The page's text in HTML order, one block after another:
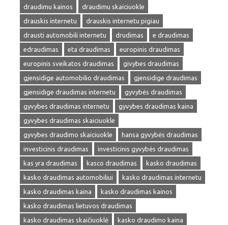
draudimu kainos
draudimu skaiciuokle
drauskis internetu
drauskis internetu pigiau
drausti automobili internetu
drudimas
e draudimas
edraudimas
eta draudimas
europinis draudimas
europinis sveikatos draudimas
givybes draudimas
gjensidige automobilio draudimas
gjensidige draudimas
gjensidige draudimas internetu
gyvybės draudimas
gyvybes draudimas internetu
gyvybes draudimas kaina
gyvybes draudimas skaiciuokle
gyvybes draudimo skaiciuokle
hansa gyvybės draudimas
investicinis draudimas
investicinis gyvybės draudimas
kas yra draudimas
kasco draudimas
kasko draudimas
kasko draudimas automobiliui
kasko draudimas internetu
kasko draudimas kaina
kasko draudimas kainos
kasko draudimas lietuvos draudimas
kasko draudimas skaičiuoklė
kasko draudimo kaina